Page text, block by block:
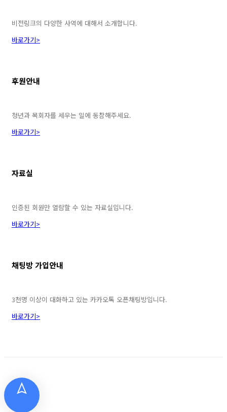
비전링크의 다양한 사역에 대해서 소개합니다.
바로가기>
후원안내
청년과 목회자를 세우는 일에 동참해주세요.
바로가기>
자료실
인증된 회원만 열람할 수 있는 자료실입니다.
바로가기>
채팅방 가입안내
3천명 이상이 대화하고 있는 카카오톡 오픈채팅방입니다.
바로가기>